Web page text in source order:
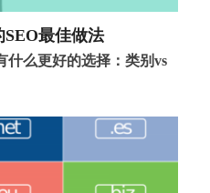
最佳做法
什么更好的选择：类别vs